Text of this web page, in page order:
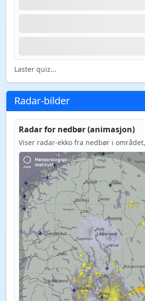
Laster quiz...
Radar-bilder
Radar for nedbør (animasjon)
Viser radar-ekko fra nedbør i